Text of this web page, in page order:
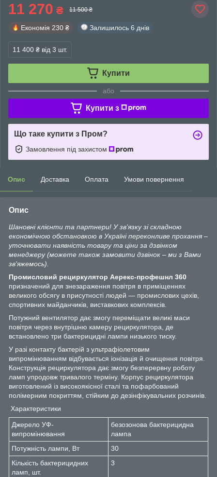
11 270 ₴ 11 500 ₴
Економія 230 ₴ Залишилось 6 днів
11 400 ₴ від 3 шт.
Купити
або
Купити з
Що таке купити з Пром?
Замовлення під захистом
Опис Доставка Оплата Умови повернення
Опис
Шановні клієнти та партнери! У зв'язку зі складною
економічною обстановкою в Україні переконливе прохання –
уточнювати наявність товару та ціни за дзвінком
менеджеру (можете також замовити дзвінок – ми з Вами
зв'яжемось).
Промисловий рециркулятор Аерекс-профешнл 360
призначений для знезараження повітря в приміщеннях
великого обсягу в присутності людей — промислових цехів,
спортивних майданчиків, виставкових комплексів.
Потужний вентилятор дає змогу переміщати великі маси
повітря через внутрішню камеру рециркулятора, де
встановлено три бактерицидні лампи низького тиску.
У разі контакту бактерій з ультрафіолетовим
випромінюванням відбувається іонізація й очищення повітря.
Конструкція рециркулятора дає змогу безперервну роботу
ламп упродовж тривалого терміну. Корпус рециркулятора
виготовлений із високоякісної сталі та пофарбований
полімерним покриттям, стійким до дезінфікувальних розчинів.
Характеристики
Джерело УФ-
випромінювання
безозонова бактерицидна
лампа
Потужність лампи, Вт
30
Кількість бактерицидних
ламп, шт.
3